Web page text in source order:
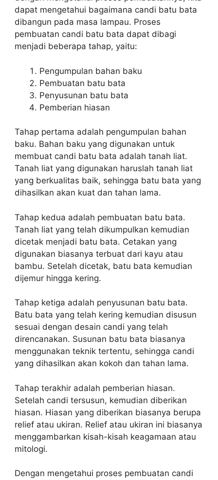
dapat mengetahui bagaimana candi batu bata
dibangun pada masa lampau. Proses
pembuatan candi batu bata dapat dibagi
menjadi beberapa tahap, yaitu:
Pengumpulan bahan baku
Pembuatan batu bata
Penyusunan batu bata
Pemberian hiasan
Tahap pertama adalah pengumpulan bahan
baku. Bahan baku yang digunakan untuk
membuat candi batu bata adalah tanah liat.
Tanah liat yang digunakan haruslah tanah liat
yang berkualitas baik, sehingga batu bata yang
dihasilkan akan kuat dan tahan lama.
Tahap kedua adalah pembuatan batu bata.
Tanah liat yang telah dikumpulkan kemudian
dicetak menjadi batu bata. Cetakan yang
digunakan biasanya terbuat dari kayu atau
bambu. Setelah dicetak, batu bata kemudian
dijemur hingga kering.
Tahap ketiga adalah penyusunan batu bata.
Batu bata yang telah kering kemudian disusun
sesuai dengan desain candi yang telah
direncanakan. Susunan batu bata biasanya
menggunakan teknik tertentu, sehingga candi
yang dihasilkan akan kokoh dan tahan lama.
Tahap terakhir adalah pemberian hiasan.
Setelah candi tersusun, kemudian diberikan
hiasan. Hiasan yang diberikan biasanya berupa
relief atau ukiran. Relief atau ukiran ini biasanya
menggambarkan kisah-kisah keagamaan atau
mitologi.
Dengan mengetahui proses pembuatan candi